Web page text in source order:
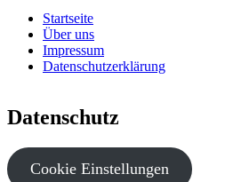
Startseite
Über uns
Impressum
Datenschutzerklärung
Datenschutz
Cookie Einstellungen